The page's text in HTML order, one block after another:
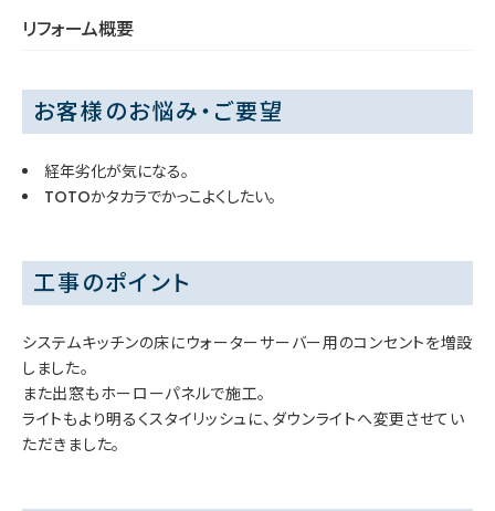
リフォーム概要
お客様のお悩み・ご要望
経年劣化が気になる。
TOTOかタカラでかっこよくしたい。
工事のポイント
システムキッチンの床にウォーターサーバー用のコンセントを増設
しました。
また出窓もホーローパネルで施工。
ライトもより明るくスタイリッシュに、ダウンライトへ変更させてい
ただきました。